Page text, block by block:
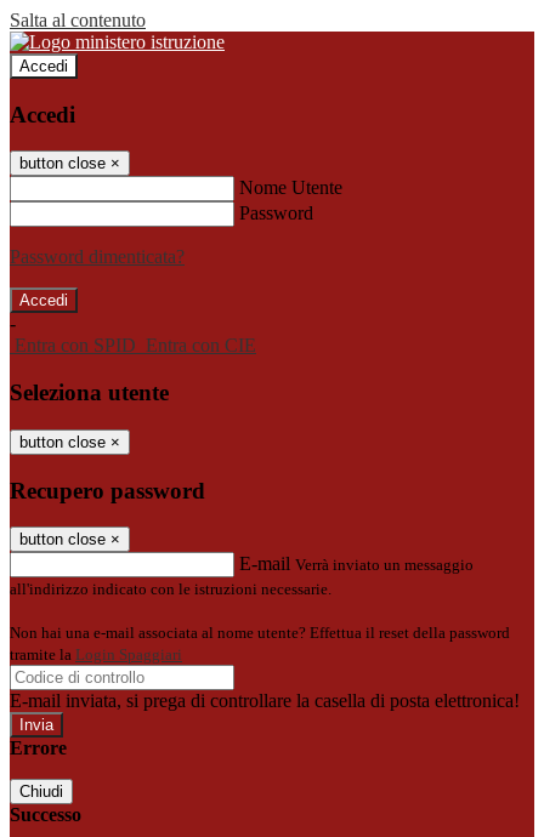
Salta al contenuto
Accedi
Accedi
button close ×
Nome Utente
Password
Password dimenticata?
-
Entra con SPID Entra con CIE
Seleziona utente
button close ×
Recupero password
button close ×
E-mail Verrà inviato un messaggio
all'indirizzo indicato con le istruzioni necessarie.
Non hai una e-mail associata al nome utente? Effettua il reset della password
tramite la Login Spaggiari
E-mail inviata, si prega di controllare la casella di posta elettronica!
Errore
Chiudi
Successo